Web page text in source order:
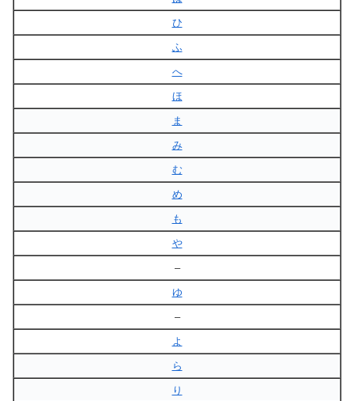
ひ
ふ
へ
ほ
ま
み
む
め
も
や
–
ゆ
–
よ
ら
り